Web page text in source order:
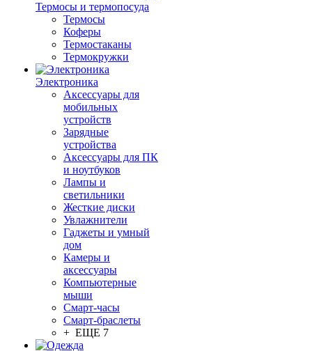
Термосы и термопосуда
Термосы
Коферы
Термостаканы
Термокружки
Электроника
Аксессуары для
мобильных
устройств
Зарядные
устройства
Аксессуары для ПК
и ноутбуков
Лампы и
светильники
Жесткие диски
Увлажнители
Гаджеты и умный
дом
Камеры и
аксессуары
Компьютерные
мыши
Смарт-часы
Смарт-браслеты
+ ЕЩЕ 7